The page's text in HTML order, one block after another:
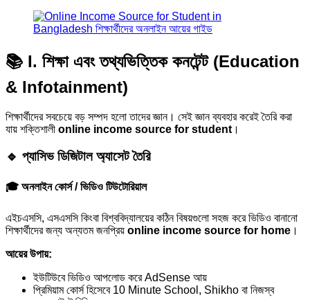
📚 I. শিক্ষা এবং তথ্যভিত্তিক কনটেন্ট (Education
& Infotainment)
শিক্ষার্থীদের সবচেয়ে বড় সম্পদ হলো তাদের জ্ঞান। সেই জ্ঞান ব্যবহার করেই তৈরি করা
যায় শক্তিশালী online income source for student ।
🔹 প্যাসিভ ডিজিটাল অ্যাসেট তৈরি
🎓 অনলাইন কোর্স / ভিডিও টিউটোরিয়াল
এইচএসসি, এসএসসি কিংবা বিশ্ববিদ্যালয়ের কঠিন বিষয়গুলো সহজ করে ভিডিও বানানো
শিক্ষার্থীদের জন্য অন্যতম জনপ্রিয় online income source for home ।
আয়ের উপায়:
ইউটিউবে ভিডিও আপলোড করে AdSense আয়
প্রিমিয়াম কোর্স হিসেবে 10 Minute School, Shikho বা নিজস্ব